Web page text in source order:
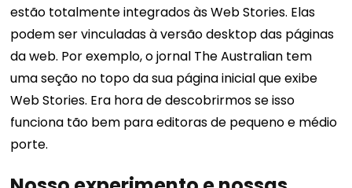
estão totalmente integrados às Web Stories. Elas
podem ser vinculadas à versão desktop das páginas
da web. Por exemplo, o jornal The Australian tem
uma seção no topo da sua página inicial que exibe
Web Stories. Era hora de descobrirmos se isso
funciona tão bem para editoras de pequeno e médio
porte.